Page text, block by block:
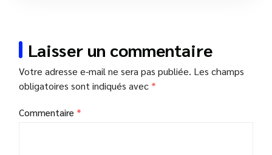
Laisser un commentaire
Votre adresse e-mail ne sera pas publiée. Les champs
obligatoires sont indiqués avec *
Commentaire *